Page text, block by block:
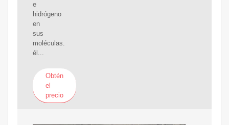
e
hidrógeno
en
sus
moléculas.
él...
Obtén
el
precio